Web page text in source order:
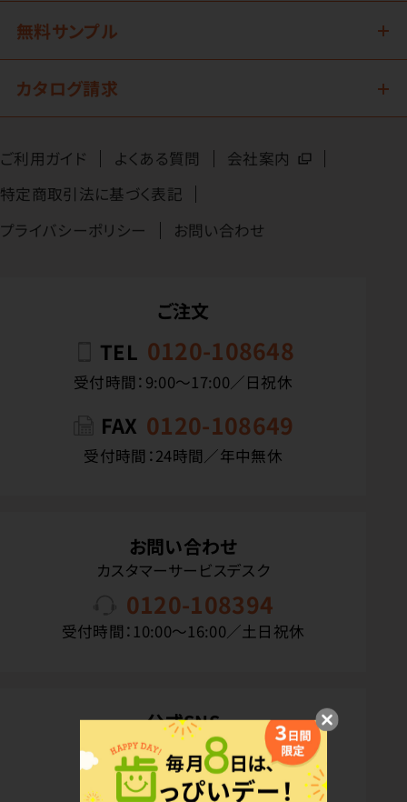
無料サンプル
カタログ請求
ご利用ガイド よくある質問
会社案内
特定商取引法に基づく表記
プライバシーポリシー
お問い合わせ
ご注文
TEL 0120-108648
受付時間：9:00〜17:00／日祝休
FAX 0120-108649
受付時間：24時間／年中無休
お問い合わせ
カスタマーサービスデスク
0120-108394
受付時間：10:00〜16:00／土日祝休
公式SNS